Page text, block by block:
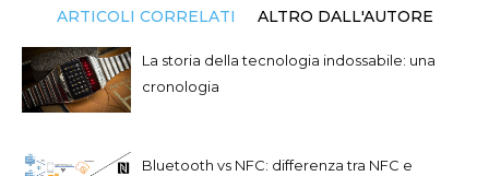
ARTICOLI CORRELATI ALTRO DALL'AUTORE
La storia della tecnologia indossabile: una
cronologia
Bluetooth vs NFC: differenza tra NFC e